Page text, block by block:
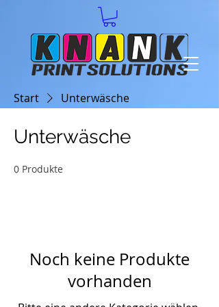
Start Unterwäsche
Unterwäsche
0 Produkte
Noch keine Produkte
vorhanden